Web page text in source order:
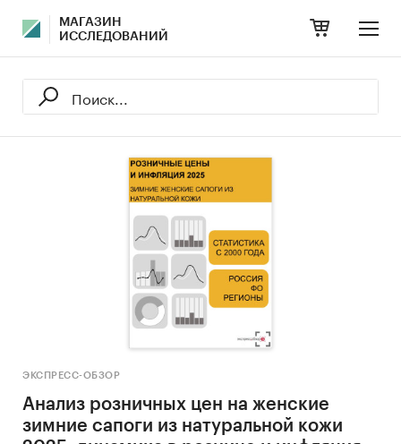
МАГАЗИН
ИССЛЕДОВАНИЙ
ЭКСПРЕСС-ОБЗОР
Анализ розничных цен на женские
зимние сапоги из натуральной кожи